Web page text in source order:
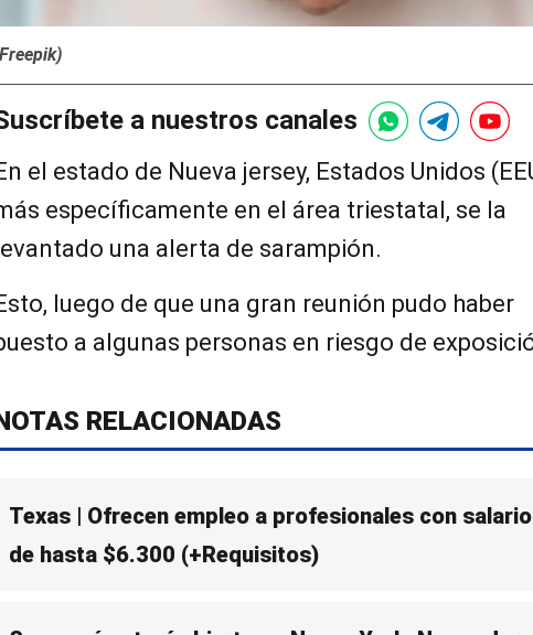
a nuestros canales
el estado de Nueva jersey, Estados Unidos
específicamente en el área triestatal, se la
una alerta de sarampión.
luego de que una gran reunión pudo haber
a algunas personas en riesgo de
RELACIONADAS
Texas | Ofrecen empleo a profesionales con salario
de hasta $6.300 (+Requisitos)